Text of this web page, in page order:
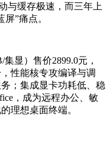
与缓存极速，而三年上
”痛点。
显）售价2899.0元，
性能核专攻编译与调
；集成显卡功耗低、稳
，成为远程办公、敏
理想桌面终端。